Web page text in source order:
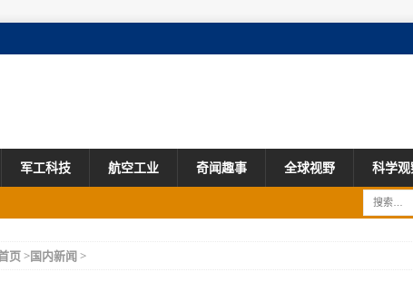
军工科技 航空工业 奇闻趣事 全球视野 科学
页>国内新闻>